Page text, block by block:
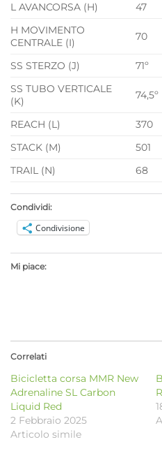
L AVANCORSA (H)
47
H MOVIMENTO
CENTRALE (I)
70
SS STERZO (J) 71º
SS TUBO VERTICALE
(K)
74,5º
REACH (L) 370
STACK (M)
501
TRAIL (N)
68
Condividi:
Condivisione
Mi piace:
Correlati
Bicicletta corsa MMR New
Adrenaline SL Carbon
Liquid Red
2 Febbraio 2025
Articolo simile